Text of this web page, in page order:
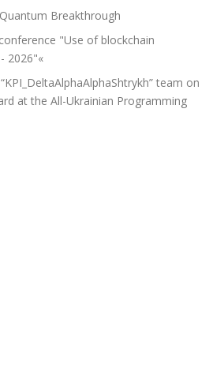
Breakthrough
"Use of blockchain
2026"«
team on
at the All-Ukrainian Programming